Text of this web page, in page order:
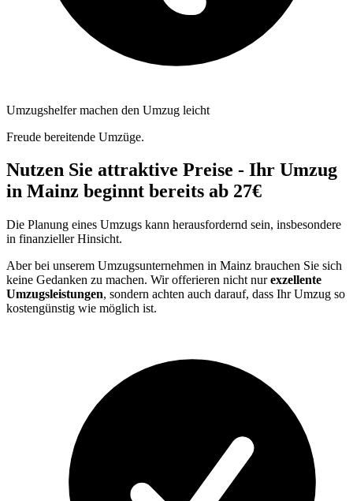
Umzugshelfer machen den Umzug leicht
Freude bereitende Umzüge.
Nutzen Sie attraktive Preise - Ihr Umzug
in Mainz beginnt bereits ab 27€
Die Planung eines Umzugs kann herausfordernd sein, insbesondere
in finanzieller Hinsicht.
Aber bei unserem Umzugsunternehmen in Mainz brauchen Sie sich
keine Gedanken zu machen. Wir offerieren nicht nurexzellente
Umzugsleistungen, sondern achten auch darauf, dass Ihr Umzug so
kostengünstig wie möglich ist.